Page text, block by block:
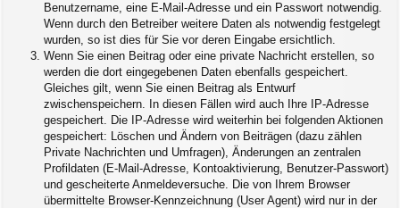
Benutzername, eine E-Mail-Adresse und ein Passwort notwendig.
Wenn durch den Betreiber weitere Daten als notwendig festgelegt
wurden, so ist dies für Sie vor deren Eingabe ersichtlich.
Wenn Sie einen Beitrag oder eine private Nachricht erstellen, so
werden die dort eingegebenen Daten ebenfalls gespeichert.
Gleiches gilt, wenn Sie einen Beitrag als Entwurf
zwischenspeichern. In diesen Fällen wird auch Ihre IP-Adresse
gespeichert. Die IP-Adresse wird weiterhin bei folgenden Aktionen
gespeichert: Löschen und Ändern von Beiträgen (dazu zählen
Private Nachrichten und Umfragen), Änderungen an zentralen
Profildaten (E-Mail-Adresse, Kontoaktivierung, Benutzer-Passwort)
und gescheiterte Anmeldeversuche. Die von Ihrem Browser
übermittelte Browser-Kennzeichnung (User Agent) wird nur in der